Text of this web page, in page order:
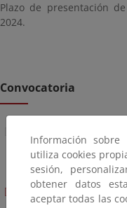
Plazo de presentación
2024.
Convocatoria
Resolución de 24
convoca la
libre designación.
Anexo III-Curriculum
Información
utiliza cookies
sesión,
obtener datos
aceptar todas las